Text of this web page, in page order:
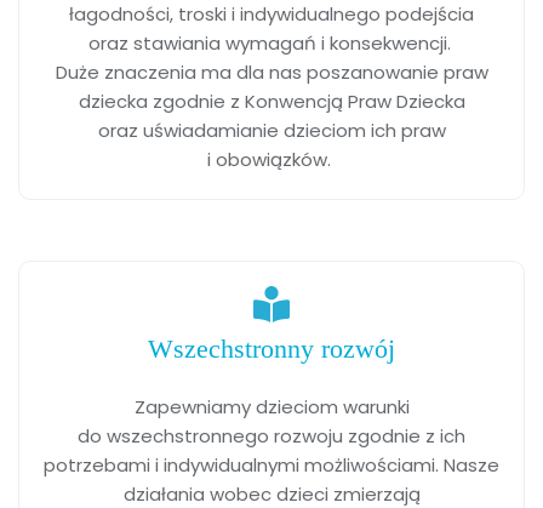
łagodności, troski i indywidualnego podejścia
oraz stawiania wymagań i konsekwencji.
Duże znaczenia ma dla nas poszanowanie praw
dziecka zgodnie z Konwencją Praw Dziecka
oraz uświadamianie dzieciom ich praw
i obowiązków.
Wszechstronny rozwój
Zapewniamy dzieciom warunki
do wszechstronnego rozwoju zgodnie z ich
potrzebami i indywidualnymi możliwościami. Nasze
działania wobec dzieci zmierzają